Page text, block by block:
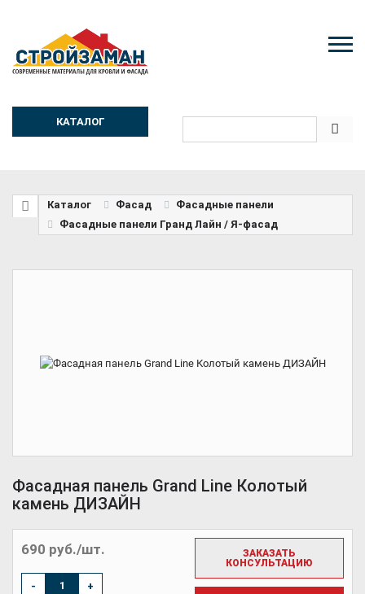
КАТАЛОГ
Каталог Фасад
Фасадные панели
Фасадные панели Гранд Лайн / Я-фасад
Фасадная панель Grand Line Колотый
камень ДИЗАЙН
690 руб./шт.
- +
ЗАКАЗАТЬ
КОНСУЛЬТАЦИЮ